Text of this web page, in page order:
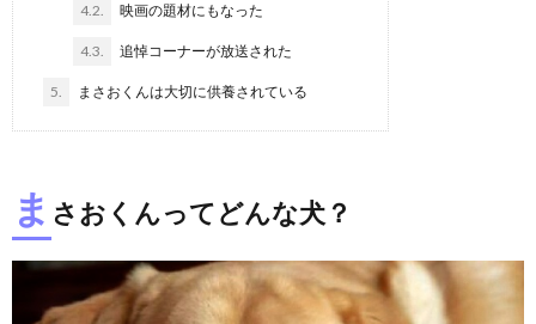
4.2. 映画の題材にもなった
4.3. 追悼コーナーが放送された
5. まさおくんは大切に供養されている
ま さおくんってどんな犬？